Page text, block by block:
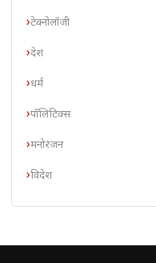
टेक्नोलॉजी
देश
धर्म
पॉलिटिक्स
मनोरंजन
विदेश